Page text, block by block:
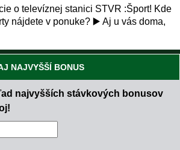
o televíznej stanici STVR :Šport! Kde
nájdete v ponuke? ▶️ Aj u vás doma,
NAJVYŠŠÍ BONUS
najvyšších stávkových bonusov